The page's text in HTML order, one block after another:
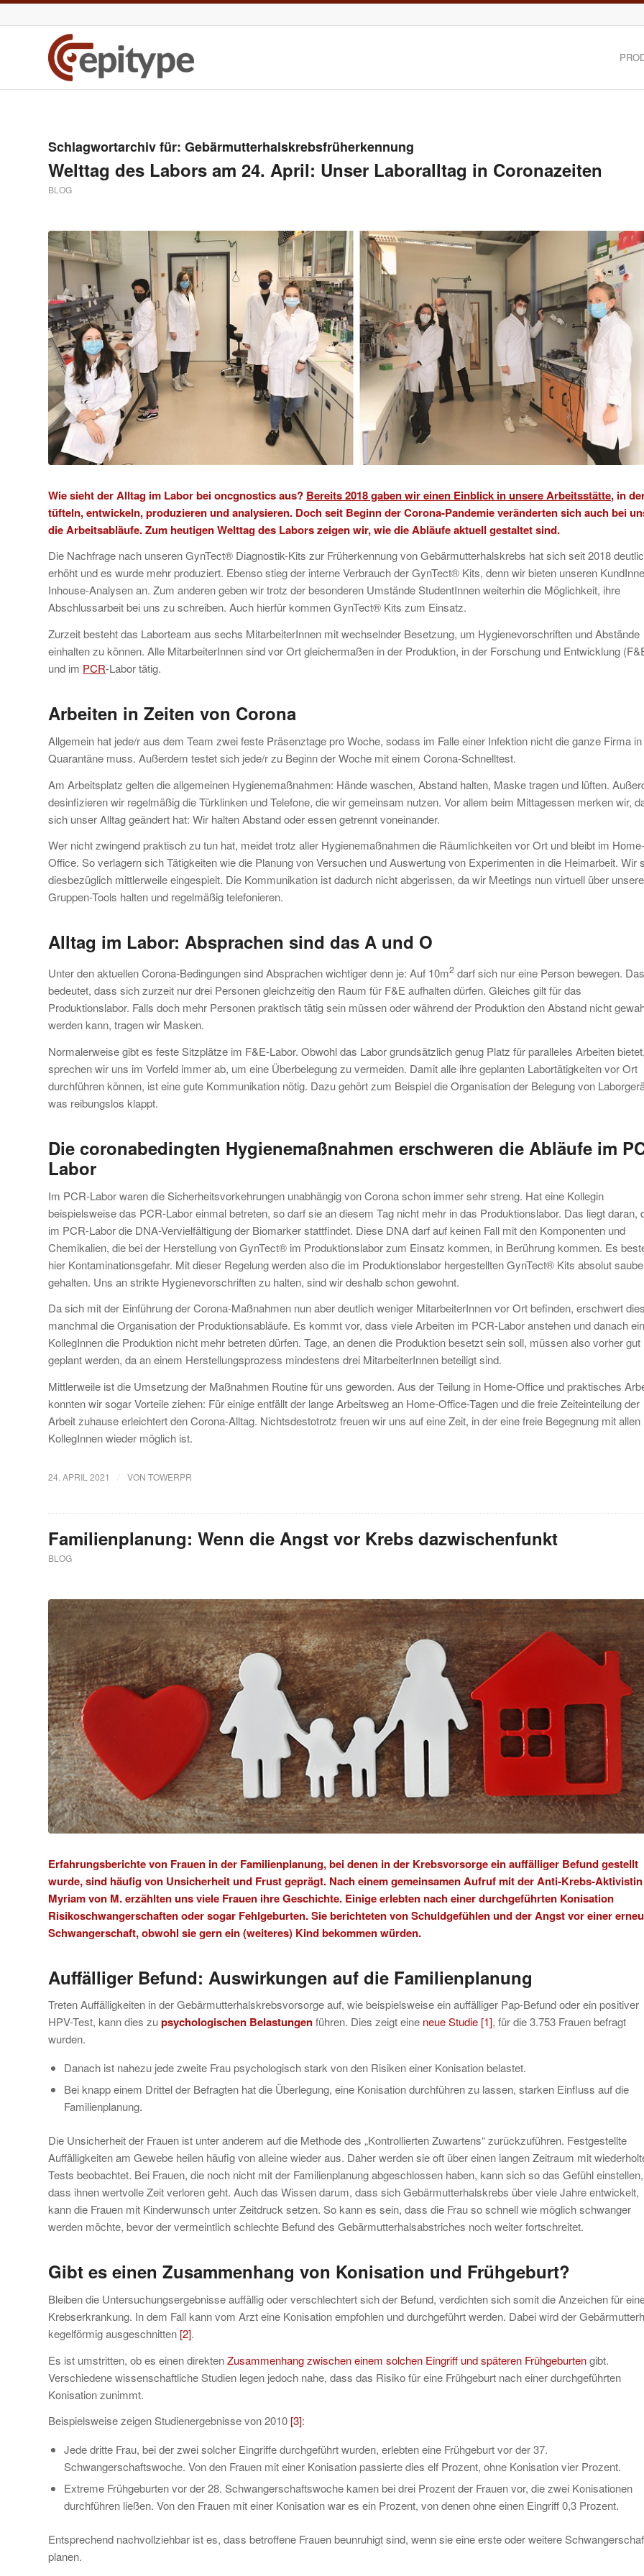
Schlagwortarchiv für: Gebärmutterhalskrebsfrüherkennung
Welttag des Labors am 24. April: Unser Laboralltag in Coronazeiten
BLOG
Wie sieht der Alltag im Labor bei oncgnostics aus? Bereits 2018 gaben wir einen Einblick in unsere Arbeitsstätte, in
tüfteln, entwickeln, produzieren und analysieren. Doch seit Beginn der Corona-Pandemie veränderten sich auch bei
die Arbeitsabläufe. Zum heutigen Welttag des Labors zeigen wir, wie die Abläufe aktuell gestaltet sind.
Die Nachfrage nach unseren GynTect® Diagnostik-Kits zur Früherkennung von Gebärmutterhalskrebs hat sich seit 2018
erhöht und es wurde mehr produziert. Ebenso stieg der interne Verbrauch der GynTect® Kits, denn wir bieten unseren
Inhouse-Analysen an. Zum anderen geben wir trotz der besonderen Umstände StudentInnen weiterhin die Möglichkeit, ihre
Abschlussarbeit bei uns zu schreiben. Auch hierfür kommen GynTect® Kits zum Einsatz.
Zurzeit besteht das Laborteam aus sechs MitarbeiterInnen mit wechselnder Besetzung, um Hygienevorschriften und Abstände
einhalten zu können. Alle MitarbeiterInnen sind vor Ort gleichermaßen in der Produktion, in der Forschung und Entwicklung
und im PCR-Labor tätig.
Arbeiten in Zeiten von Corona
Allgemein hat jede/r aus dem Team zwei feste Präsenztage pro Woche, sodass im Falle einer Infektion nicht die ganze Firma in
Quarantäne muss. Außerdem testet sich jede/r zu Beginn der Woche mit einem Corona-Schnelltest.
Am Arbeitsplatz gelten die allgemeinen Hygienemaßnahmen: Hände waschen, Abstand halten, Maske tragen und lüften.
desinfizieren wir regelmäßig die Türklinken und Telefone, die wir gemeinsam nutzen. Vor allem beim Mittagessen merken wir,
sich unser Alltag geändert hat: Wir halten Abstand oder essen getrennt voneinander.
Wer nicht zwingend praktisch zu tun hat, meidet trotz aller Hygienemaßnahmen die Räumlichkeiten vor Ort und bleibt im Home-
Office. So verlagern sich Tätigkeiten wie die Planung von Versuchen und Auswertung von Experimenten in die Heimarbeit. Wir
diesbezüglich mittlerweile eingespielt. Die Kommunikation ist dadurch nicht abgerissen, da wir Meetings nun virtuell über unsere
Gruppen-Tools halten und regelmäßig telefonieren.
Alltag im Labor: Absprachen sind das A und O
Unter den aktuellen Corona-Bedingungen sind Absprachen wichtiger denn je: Auf 10m2 darf sich nur eine Person bewegen. Das
bedeutet, dass sich zurzeit nur drei Personen gleichzeitig den Raum für F&E aufhalten dürfen. Gleiches gilt für das
Produktionslabor. Falls doch mehr Personen praktisch tätig sein müssen oder während der Produktion den Abstand nicht
werden kann, tragen wir Masken.
Normalerweise gibt es feste Sitzplätze im F&E-Labor. Obwohl das Labor grundsätzlich genug Platz für paralleles Arbeiten
sprechen wir uns im Vorfeld immer ab, um eine Überbelegung zu vermeiden. Damit alle ihre geplanten Labortätigkeiten vor Ort
durchführen können, ist eine gute Kommunikation nötig. Dazu gehört zum Beispiel die Organisation der Belegung von
was reibungslos klappt.
Die coronabedingten Hygienemaßnahmen erschweren die Abläufe im
Labor
Im PCR-Labor waren die Sicherheitsvorkehrungen unabhängig von Corona schon immer sehr streng. Hat eine Kollegin
beispielsweise das PCR-Labor einmal betreten, so darf sie an diesem Tag nicht mehr in das Produktionslabor. Das liegt daran,
im PCR-Labor die DNA-Vervielfältigung der Biomarker stattfindet. Diese DNA darf auf keinen Fall mit den Komponenten und
Chemikalien, die bei der Herstellung von GynTect® im Produktionslabor zum Einsatz kommen, in Berührung kommen. Es
hier Kontaminationsgefahr. Mit dieser Regelung werden also die im Produktionslabor hergestellten GynTect® Kits absolut
gehalten. Uns an strikte Hygienevorschriften zu halten, sind wir deshalb schon gewohnt.
Da sich mit der Einführung der Corona-Maßnahmen nun aber deutlich weniger MitarbeiterInnen vor Ort befinden, erschwert
manchmal die Organisation der Produktionsabläufe. Es kommt vor, dass viele Arbeiten im PCR-Labor anstehen und danach
KollegInnen die Produktion nicht mehr betreten dürfen. Tage, an denen die Produktion besetzt sein soll, müssen also vorher gut
geplant werden, da an einem Herstellungsprozess mindestens drei MitarbeiterInnen beteiligt sind.
Mittlerweile ist die Umsetzung der Maßnahmen Routine für uns geworden. Aus der Teilung in Home-Office und praktisches
konnten wir sogar Vorteile ziehen: Für einige entfällt der lange Arbeitsweg an Home-Office-Tagen und die freie Zeiteinteilung der
Arbeit zuhause erleichtert den Corona-Alltag. Nichtsdestotrotz freuen wir uns auf eine Zeit, in der eine freie Begegnung mit allen
KollegInnen wieder möglich ist.
24. APRIL 2021 / VON TOWERPR
Familienplanung: Wenn die Angst vor Krebs dazwischenfunkt
BLOG
Erfahrungsberichte von Frauen in der Familienplanung, bei denen in der Krebsvorsorge einauffälliger Befundgestellt
wurde, sind häufig von Unsicherheit und Frust geprägt. Nach einem gemeinsamen Aufruf mit der Anti-Krebs-Aktivistin
Myriam von M. erzählten uns viele Frauen ihre Geschichte. Einige erlebten nach einer durchgeführten Konisation
Risikoschwangerschaften oder sogar Fehlgeburten. Sie berichteten von Schuldgefühlen und der Angst vor einer
Schwangerschaft, obwohl sie gern ein (weiteres) Kind bekommen würden.
Auffälliger Befund: Auswirkungen auf die Familienplanung
Treten Auffälligkeiten in der Gebärmutterhalskrebsvorsorge auf, wie beispielsweise ein auffälliger Pap-Befund oder ein positiver
HPV-Test, kann dies zupsychologischen Belastungenführen. Dies zeigt eine neue Studie [1], für die 3.753 Frauen befragt
wurden.
Danach ist nahezu jede zweite Frau psychologisch stark von den Risiken einer Konisation belastet.
Bei knapp einem Drittel der Befragten hat die Überlegung, eine Konisation durchführen zu lassen, starken Einfluss auf die
Familienplanung.
Die Unsicherheit der Frauen ist unter anderem auf die Methode des „Kontrollierten Zuwartens“ zurückzuführen. Festgestellte
Auffälligkeiten am Gewebe heilen häufig von alleine wieder aus. Daher werden sie oft über einen langen Zeitraum mit
Tests beobachtet. Bei Frauen, die noch nicht mit der Familienplanung abgeschlossen haben, kann sich so das Gefühl einstellen,
dass ihnen wertvolle Zeit verloren geht. Auch das Wissen darum, dass sich Gebärmutterhalskrebs über viele Jahre entwickelt,
kann die Frauen mit Kinderwunsch unter Zeitdruck setzen. So kann es sein, dass die Frau so schnell wie möglich schwanger
werden möchte, bevor der vermeintlich schlechte Befund des Gebärmutterhalsabstriches noch weiter fortschreitet.
Gibt es einen Zusammenhang von Konisation und Frühgeburt?
Bleiben die Untersuchungsergebnisse auffällig oder verschlechtert sich der Befund, verdichten sich somit die Anzeichen für
Krebserkrankung. In dem Fall kann vom Arzt eine Konisation empfohlen und durchgeführt werden. Dabei wird der
kegelförmig ausgeschnitten [2].
Es ist umstritten, ob es einen direktenZusammenhang zwischen einem solchen Eingriff und späteren Frühgeburtengibt.
Verschiedene wissenschaftliche Studien legen jedoch nahe, dass das Risiko für eine Frühgeburt nach einer durchgeführten
Konisation zunimmt.
Beispielsweise zeigen Studienergebnisse von 2010 [3]:
Jede dritte Frau, bei der zwei solcher Eingriffe durchgeführt wurden, erlebten eine Frühgeburt vor der 37.
Schwangerschaftswoche. Von den Frauen mit einer Konisation passierte dies elf Prozent, ohne Konisation vier Prozent.
Extreme Frühgeburten vor der 28. Schwangerschaftswoche kamen bei drei Prozent der Frauen vor, die zwei Konisationen
durchführen ließen. Von den Frauen mit einer Konisation war es ein Prozent, von denen ohne einen Eingriff 0,3 Prozent.
Entsprechend nachvollziehbar ist es, dass betroffene Frauen beunruhigt sind, wenn sie eine erste oder weitere
planen.